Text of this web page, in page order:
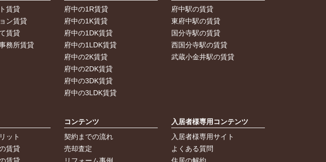
賃貸
ン賃貸
賃貸
務所賃貸
府中の1R賃貸
府中の1K賃貸
府中の1DK賃貸
府中の1LDK賃貸
府中の2K賃貸
府中の2DK賃貸
府中の3DK賃貸
府中の3LDK賃貸
府中駅の賃貸
東府中駅の賃貸
国分寺駅の賃貸
西国分寺駅の賃貸
武蔵小金井駅の賃貸
ット
賃貸
コンテンツ
契約までの流れ
売却査定
入居者様専用コンテンツ
入居者様専用サイト
よくある質問